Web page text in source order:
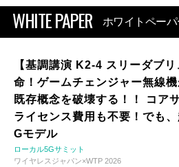
WHITE PAPER ホワイトペーパ
【基調講演 K2-4 スリーダブ
命！ゲームチェンジャー無線
既存概念を破壊する！！ コア
ライセンス費用も不要！でも
Gモデル
ローカル5Gサミット
ワイヤレスジャパン×WTP 2026